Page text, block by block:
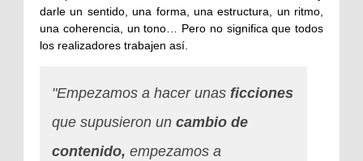
darle un sentido, una forma, una estructura, un ritmo,
una coherencia, un tono… Pero no significa que todos
los realizadores trabajen así.
"Empezamos a hacer unas ficciones
que supusieron un cambio de
contenido, empezamos a